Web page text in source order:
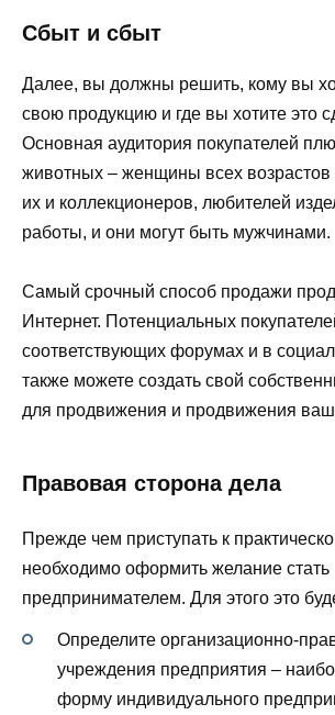
Сбыт и сбыт
Далее, вы должны решить, кому вы
свою продукцию и где вы хотите это
Основная аудитория покупателей
животных – женщины всех возрастов
их и коллекционеров, любителей
работы, и они могут быть мужчинами.
Самый срочный способ продажи
Интернет. Потенциальных
соответствующих форумах и в
также можете создать свой
для продвижения и продвижения
Правовая сторона дела
Прежде чем приступать к
необходимо оформить желание стать
предпринимателем. Для этого это
Определите организационно-
учреждения предприятия –
форму индивидуального